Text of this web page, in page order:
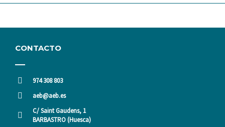
CONTACTO
974 308 803
aeb@aeb.es
C/ Saint Gaudens, 1
BARBASTRO (Huesca)